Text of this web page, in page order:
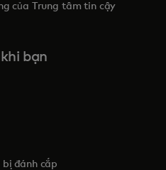
của Trung tâm tin cậy
bạn
đánh cắp